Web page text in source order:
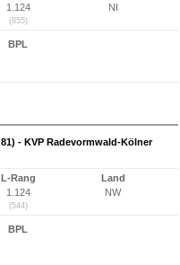
1.124
(855)
NI
BPL
- KVP Radevormwald-Kölner
L-Rang
1.124
(544)
Land
NW
BPL